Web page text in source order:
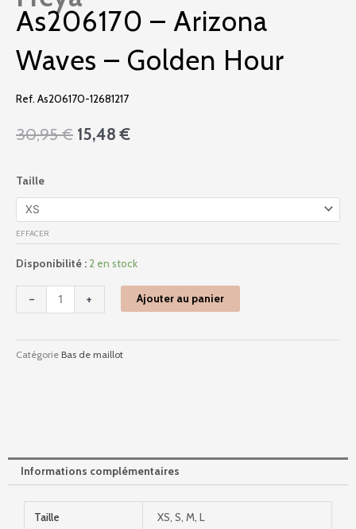
As206170 – Arizona
Waves – Golden Hour
Ref. As206170-12681217
30,95€ Le
30,95 €.
15,48€Le
15,48 €.
Taille
EFFACER
Disponibilité : 2 en stock
-
de
As206170
-
Arizona
Waves
Hour
+ Ajouter au panier
Catégorie Bas de maillot
Informations complémentaires
Taille XS, S, M, L